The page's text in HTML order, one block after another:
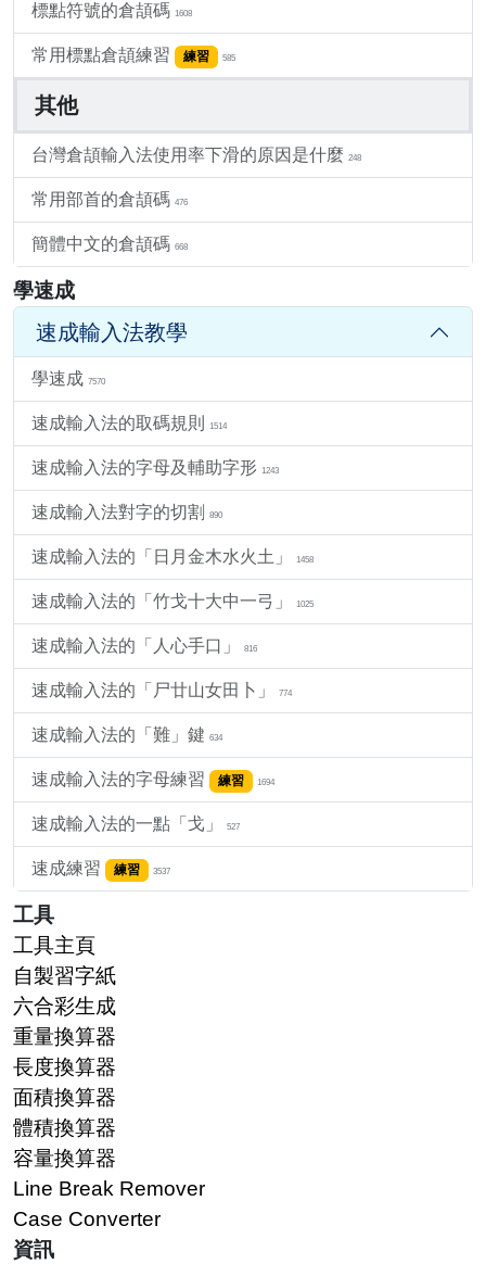
標點符號的倉頡碼 1608
常用標點倉頡練習 練習 585
其他
台灣倉頡輸入法使用率下滑的原因是什麼 248
常用部首的倉頡碼 476
簡體中文的倉頡碼 668
學速成
速成輸入法教學
學速成 7570
速成輸入法的取碼規則 1514
速成輸入法的字母及輔助字形 1243
速成輸入法對字的切割 890
速成輸入法的「日月金木水火土」 1458
速成輸入法的「竹戈十大中一弓」 1025
速成輸入法的「人心手口」 816
速成輸入法的「尸廿山女田卜」 774
速成輸入法的「難」鍵 634
速成輸入法的字母練習 練習 1694
速成輸入法的一點「戈」 527
速成練習 練習 3537
工具
工具主頁
自製習字紙
六合彩生成
重量換算器
長度換算器
面積換算器
體積換算器
容量換算器
Line Break Remover
Case Converter
資訊